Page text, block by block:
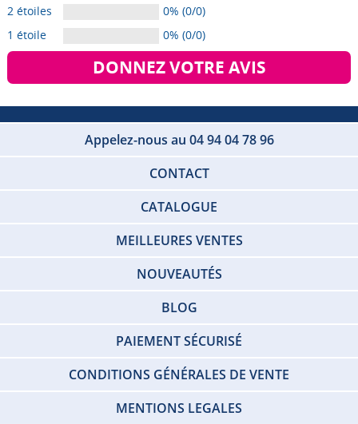
2 étoiles
0% (0/0)
1 étoile
0% (0/0)
DONNEZ VOTRE AVIS
Appelez-nous au 04 94 04 78 96
CONTACT
CATALOGUE
MEILLEURES VENTES
NOUVEAUTÉS
BLOG
PAIEMENT SÉCURISÉ
CONDITIONS GÉNÉRALES DE VENTE
MENTIONS LEGALES